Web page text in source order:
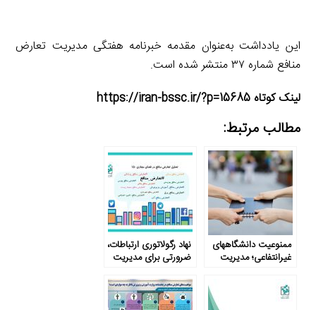
این یادداشت به‌عنوان مقدمه خبرنامه هفتگی مدیریت تعارض
منافع شماره ۳۷ منتشر شده است.
لینک کوتاه https://iran-bssc.ir/?p=15685
مطالب مرتبط:
ممنوعیت دانشگاههای
غیرانتفاعی؛ مدیریت
حذف آن؟
نهاد رگولاتوری ارتباطات،
ضرورتی برای مدیریت